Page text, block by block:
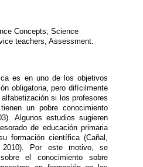
Concepts; Science
teachers, Assessment.
es en uno de los objetivos
obligatoria, pero difícilmente
si los profesores
un pobre conocimiento
Algunos estudios sugieren
de educación primaria
formación científica (Cañal,
Por este motivo, se
el conocimiento sobre